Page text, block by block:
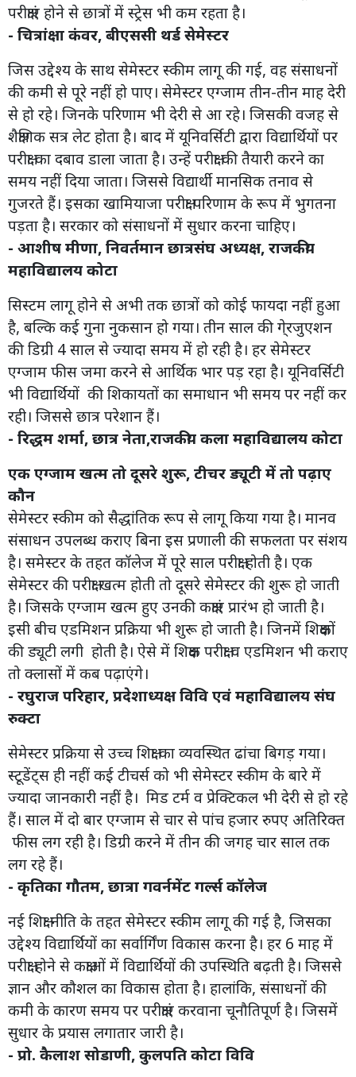
परीक्षाएं होने से छात्रों में स्ट्रेस भी कम रहता है।
- चित्रांक्षा कंवर, बीएससी थर्ड सेमेस्टर
जिस उद्देश्य के साथ सेमेस्टर स्कीम लागू की गई, वह संसाधनों
की कमी से पूरे नहीं हो पाए। सेमेस्टर एग्जाम तीन-तीन माह देरी
से हो रहे। जिनके परिणाम भी देरी से आ रहे। जिसकी वजह से
शैक्षणिक सत्र लेट होता है। बाद में यूनिवर्सिटी द्वारा विद्यार्थियों पर
परीक्षा का दबाव डाला जाता है। उन्हें परीक्षा की तैयारी करने का
समय नहीं दिया जाता। जिससे विद्यार्थी मानसिक तनाव से
गुजरते हैं। इसका खामियाजा परीक्षा परिणाम के रूप में भुगतना
पड़ता है। सरकार को संसाधनों में सुधार करना चाहिए।
- आशीष मीणा, निवर्तमान छात्रसंघ अध्यक्ष, राजकीय
महाविद्यालय कोटा
सिस्टम लागू होने से अभी तक छात्रों को कोई फायदा नहीं हुआ
है, बल्कि कई गुना नुकसान हो गया। तीन साल की गे्रजुएशन
की डिग्री 4 साल से ज्यादा समय में हो रही है। हर सेमेस्टर
एग्जाम फीस जमा करने से आर्थिक भार पड़ रहा है। यूनिवर्सिटी
भी विद्यार्थियों की शिकायतों का समाधान भी समय पर नहीं कर
रही। जिससे छात्र परेशान हैं।
- रिद्धम शर्मा, छात्र नेता,राजकीय कला महाविद्यालय कोटा
एक एग्जाम खत्म तो दूसरे शुरू, टीचर ड्यूटी में तो पढ़ाए
कौन
सेमेस्टर स्कीम को सैद्धांतिक रूप से लागू किया गया है। मानव
संसाधन उपलब्ध कराए बिना इस प्रणाली की सफलता पर संशय
है। समेस्टर के तहत कॉलेज में पूरे साल परीक्षा होती है। एक
सेमेस्टर की परीक्षा खत्म होती तो दूसरे सेमेस्टर की शुरू हो जाती
है। जिसके एग्जाम खत्म हुए उनकी कक्षाएं प्रारंभ हो जाती है।
इसी बीच एडमिशन प्रक्रिया भी शुरू हो जाती है। जिनमें शिक्षकों
की ड्यूटी लगी होती है। ऐसे में शिक्षक परीक्षा व एडमिशन भी कराए
तो क्लासों में कब पढ़ाएंगे।
- रघुराज परिहार, प्रदेशाध्यक्ष विवि एवं महाविद्यालय संघ
रुक्टा
सेमेस्टर प्रक्रिया से उच्च शिक्षा का व्यवस्थित ढांचा बिगड़ गया।
स्टूडेंट्स ही नहीं कई टीचर्स को भी सेमेस्टर स्कीम के बारे में
ज्यादा जानकारी नहीं है। मिड टर्म व प्रेक्टिकल भी देरी से हो रहे
हैं। साल में दो बार एग्जाम से चार से पांच हजार रुपए अतिरिक्त
फीस लग रही है। डिग्री करने में तीन की जगह चार साल तक
लग रहे हैं।
- कृतिका गौतम, छात्रा गवर्नमेंट गर्ल्स कॉलेज
नई शिक्षा नीति के तहत सेमेस्टर स्कीम लागू की गई है, जिसका
उद्देश्य विद्यार्थियों का सर्वार्गिंण विकास करना है। हर 6 माह में
परीक्षा होने से कक्षाओं में विद्यार्थियों की उपस्थिति बढ़ती है। जिससे
ज्ञान और कौशल का विकास होता है। हालांकि, संसाधनों की
कमी के कारण समय पर परीक्षाएं करवाना चूनौतिपूर्ण है। जिसमें
सुधार के प्रयास लगातार जारी है।
- प्रो. कैलाश सोडाणी, कुलपति कोटा विवि